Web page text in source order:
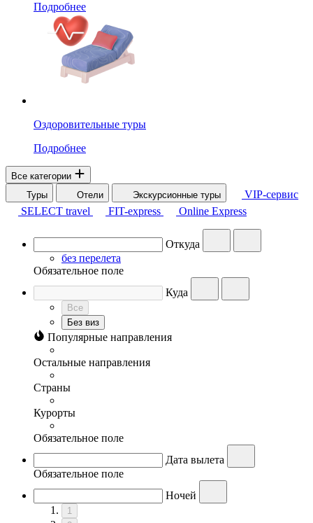
Подробнее
Оздоровительные туры
Подробнее
Все категории
Туры
Отели Экскурсионные туры
VIP-сервис
SELECT travel
FIT-express Online Express
Откуда
без перелета
Обязательное поле
Куда
Все
Без виз
Популярные направления
Остальные направления
Страны
Курорты
Обязательное поле
Дата вылета
Обязательное поле
Ночей
1